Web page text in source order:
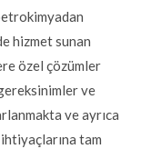
hizmet sunan
özel çözümler
ve
ve ayrıca
tam